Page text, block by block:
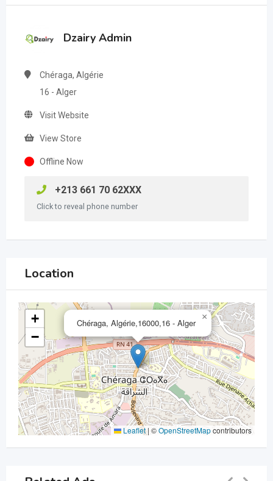
Dzairy Admin
Chéraga, Algérie
16 - Alger
Visit Website
View Store
Offline Now
+213 661 70 62XXX
Click to reveal phone number
Location
Chéraga, Algérie,16000,16 - Alger
×
+
−
Leaflet | ©OpenStreetMapcontributors